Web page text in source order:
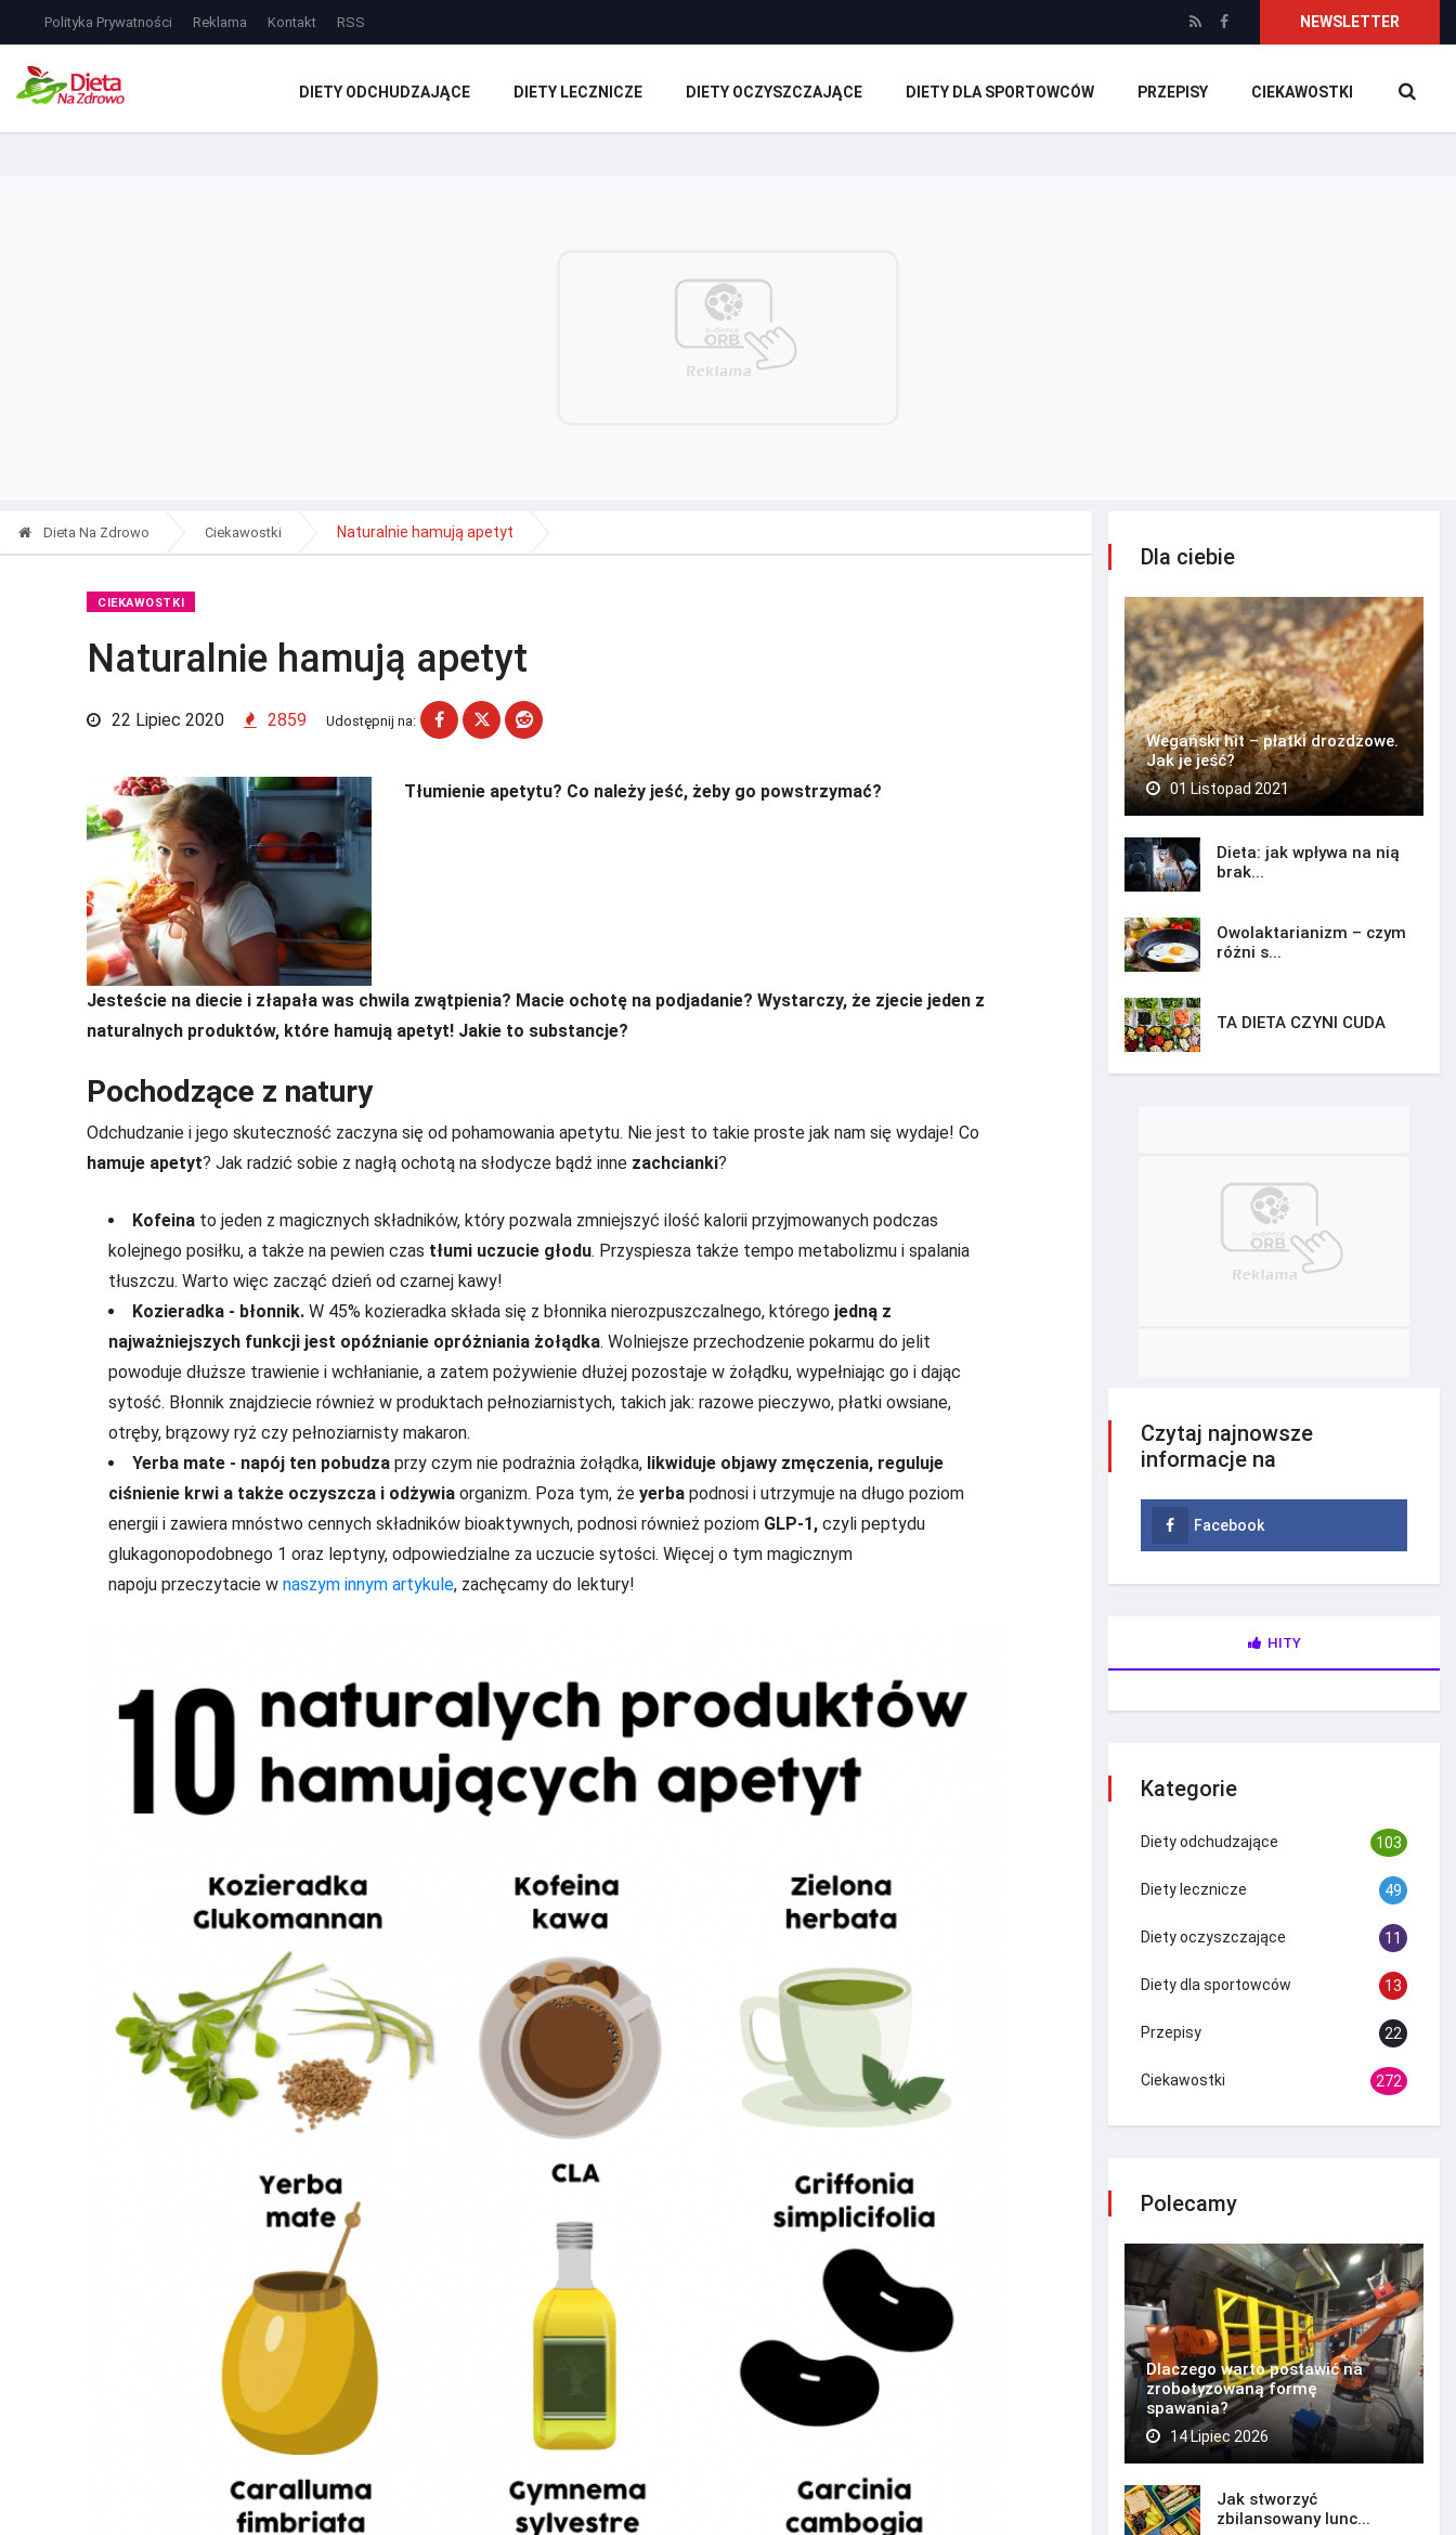
Polityka Prywatności Reklama Kontakt RSS NEWSLETTER
DIETY ODCHUDZAJĄCE DIETY LECZNICZE DIETY OCZYSZCZAJĄCE DIETY DLA SPORTOWCÓW PRZEPISY CIEKAWOSTKI
Dieta Na Zdrowo Ciekawostki Naturalnie hamują apetyt
CIEKAWOSTKI
Naturalnie hamują apetyt
22 Lipiec 2020 2859 Udostępnij na:
Tłumienie apetytu? Co należy jeść, żeby go powstrzymać?
Jesteście na diecie i złapała was chwila zwątpienia? Macie ochotę na podjadanie? Wystarczy, że zjecie jeden z
naturalnych produktów, które hamują apetyt! Jakie to substancje?
Pochodzące z natury
Odchudzanie i jego skuteczność zaczyna się od pohamowania apetytu. Nie jest to takie proste jak nam się wydaje! Co
hamuje apetyt? Jak radzić sobie z nagłą ochotą na słodycze bądź inne zachcianki?
Kofeina to jeden z magicznych składników, który pozwala zmniejszyć ilość kalorii przyjmowanych podczas
kolejnego posiłku, a także na pewien czas tłumi uczucie głodu. Przyspiesza także tempo metabolizmu i spalania
tłuszczu. Warto więc zacząć dzień od czarnej kawy!
Kozieradka - błonnik. W 45% kozieradka składa się z błonnika nierozpuszczalnego, którego jedną z
najważniejszych funkcji jest opóźnianie opróżniania żołądka. Wolniejsze przechodzenie pokarmu do jelit
powoduje dłuższe trawienie i wchłanianie, a zatem pożywienie dłużej pozostaje w żołądku, wypełniając go i dając
sytość. Błonnik znajdziecie również w produktach pełnoziarnistych, takich jak: razowe pieczywo, płatki owsiane,
otręby, brązowy ryż czy pełnoziarnisty makaron.
Yerba mate - napój ten pobudza przy czym nie podrażnia żołądka, likwiduje objawy zmęczenia, reguluje
ciśnienie krwi a także oczyszcza i odżywia organizm. Poza tym, że yerba podnosi i utrzymuje na długo poziom
energii i zawiera mnóstwo cennych składników bioaktywnych, podnosi również poziom GLP-1, czyli peptydu
glukagonopodobnego 1 oraz leptyny, odpowiedzialne za uczucie sytości. Więcej o tym magicznym
napoju przeczytacie w naszym innym artykule, zachęcamy do lektury!
Dla ciebie
Wegański hit – płatki drożdżowe.
Jak je jeść?
01 Listopad 2021
Dieta: jak wpływa na nią
brak...
Owolaktarianizm – czym
różni s...
TA DIETA CZYNI CUDA
Czytaj najnowsze
informacje na
Facebook
HITY
Kategorie
Diety odchudzające 103
Diety lecznicze 49
Diety oczyszczające 11
Diety dla sportowców 13
Przepisy 22
Ciekawostki 272
Polecamy
Dlaczego warto postawić na
zrobotyzowaną formę
spawania?
14 Lipiec 2026
Jak stworzyć
zbilansowany lunc...